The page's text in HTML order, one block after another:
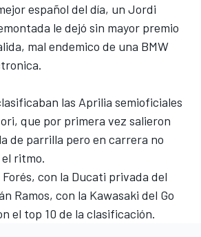
español del día, un Jordi
le dejó sin mayor premio
mal endemico de una BMW
las Aprilia semioficiales
que por primera vez salieron
de parrilla pero en carrera no
ritmo.
con la Ducati privada del
Ramos, con la Kawasaki del Go
el top 10 de la clasificación.